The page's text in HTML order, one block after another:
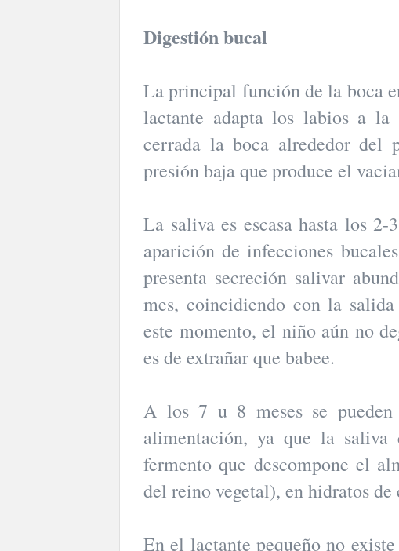
Digestión bucal
La principal función de la boca
lactante adapta los labios a la
cerrada la boca alrededor del
presión baja que produce el
La saliva es escasa hasta los 2-
aparición de infecciones
presenta secreción salivar
mes, coincidiendo con la
este momento, el niño aún no
es de extrañar que babee.
A los 7 u 8 meses se
alimentación, ya que la saliva
fermento que descompone el
del reino vegetal), en hidratos de
En el lactante pequeño no